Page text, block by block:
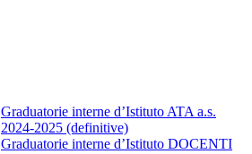
Graduatorie interne d’Istituto ATA a.s.
2024-2025 (definitive)
Graduatorie interne d’Istituto DOCENTI